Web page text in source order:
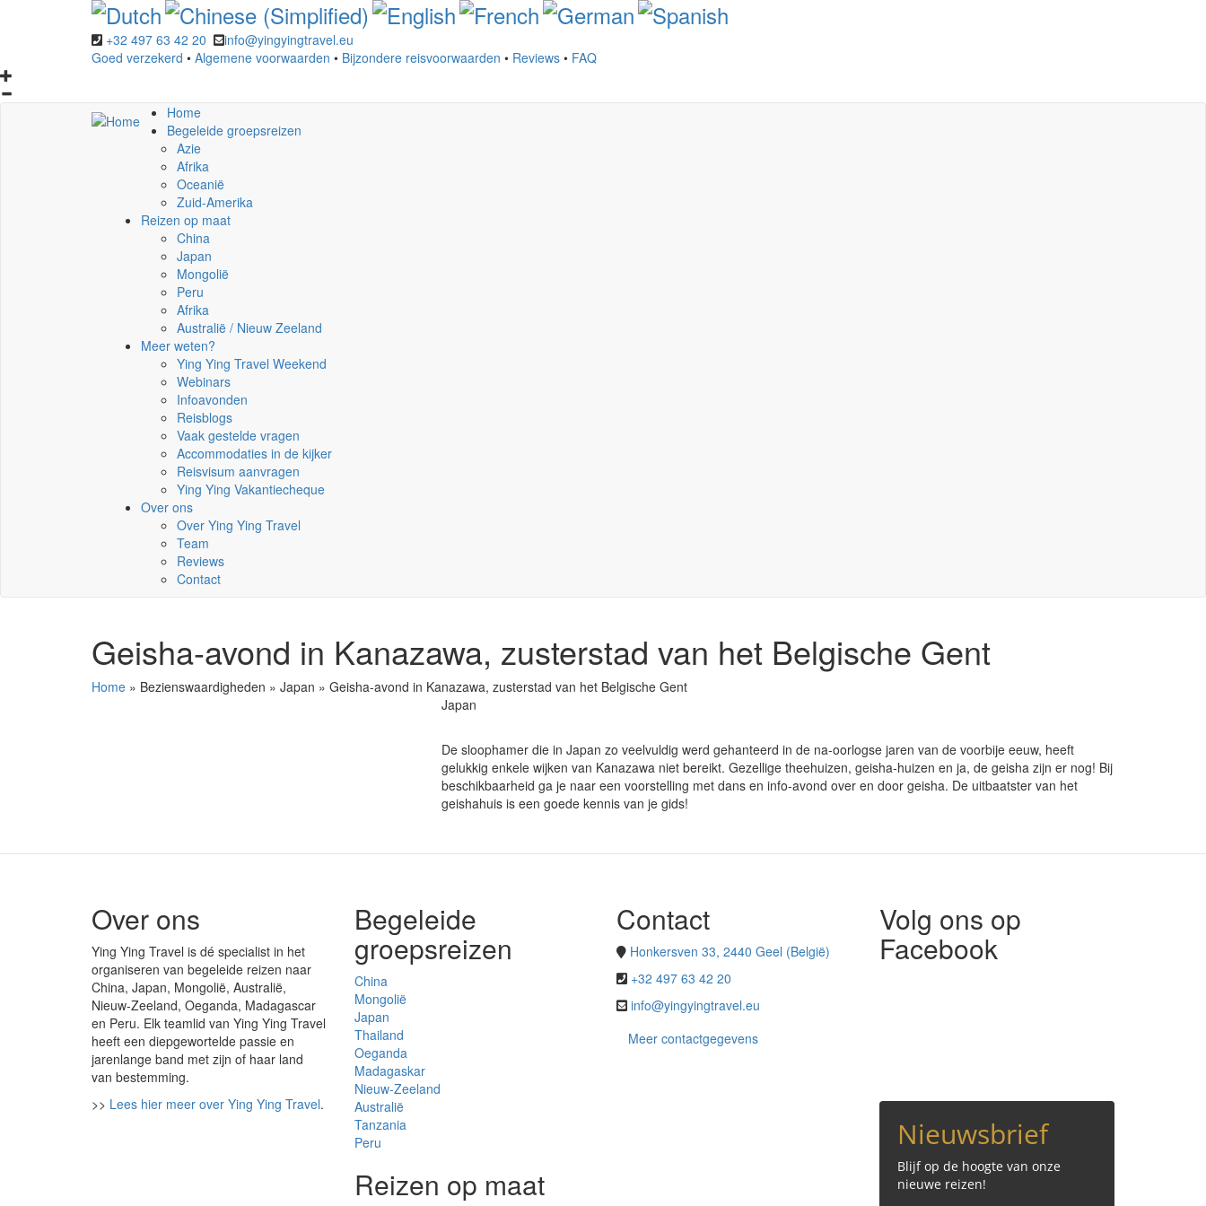
inhoud
gaan
+32 497 63 42 20
info@yingyingtravel.eu
Goed verzekerd • Algemene voorwaarden • Bijzondere reisvoorwaarden • Reviews • FAQ
Home
Begeleide groepsreizen
Azie
Afrika
Oceanië
Zuid-Amerika
Reizen op maat
China
Japan
Mongolië
Peru
Afrika
Australië / Nieuw Zeeland
Meer weten?
Ying Ying Travel Weekend
Webinars
Infoavonden
Reisblogs
Vaak gestelde vragen
Accommodaties in de kijker
Reisvisum aanvragen
Ying Ying Vakantiecheque
Over ons
Over Ying Ying Travel
Team
Reviews
Contact
Geisha-avond in Kanazawa, zusterstad van het Belgische Gent
Home » Bezienswaardigheden » Japan » Geisha-avond in Kanazawa, zusterstad van het Belgische Gent
Japan
De sloophamer die in Japan zo veelvuldig werd gehanteerd in de na-oorlogse jaren van de voorbije eeuw, heeft
gelukkig enkele wijken van Kanazawa niet bereikt. Gezellige theehuizen, geisha-huizen en ja, de geisha zijn er nog! Bij
beschikbaarheid ga je naar een voorstelling met dans en info-avond over en door geisha. De uitbaatster van het
geishahuis is een goede kennis van je gids!
Over ons
Ying Ying Travel is dé specialist in het
organiseren van begeleide reizen naar
China, Japan, Mongolië, Australië,
Nieuw-Zeeland, Oeganda, Madagascar
en Peru. Elk teamlid van Ying Ying Travel
heeft een diepgewortelde passie en
jarenlange band met zijn of haar land
van bestemming.
>> Lees hier meer over Ying Ying Travel.
Begeleide
groepsreizen
China
Mongolië
Japan
Thailand
Oeganda
Madagaskar
Nieuw-Zeeland
Australië
Tanzania
Peru
Reizen op maat
Contact
Honkersven 33, 2440 Geel (België)
+32 497 63 42 20
info@yingyingtravel.eu
Meer contactgegevens
Volg ons op
Facebook
Nieuwsbrief
Blijf op de hoogte van onze
nieuwe reizen!